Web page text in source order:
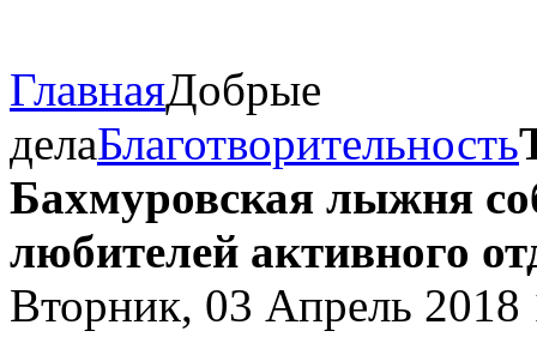
ГлавнаяДобрые
делаБлаготворительность
Бахмуровская лыжня
любителей активного
Вторник, 03 Апрель 2018